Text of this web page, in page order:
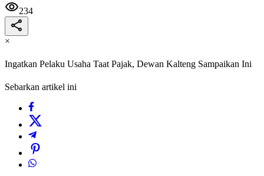
234
×
Ingatkan Pelaku Usaha Taat Pajak, Dewan Kalteng Sampaikan Ini
Sebarkan artikel ini